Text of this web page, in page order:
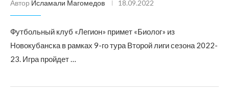
Автор Исламали Магомедов 18.09.2022
Футбольный клуб «Легион» примет «Биолог» из
Новокубанска в рамках 9-го тура Второй лиги сезона 2022-
23. Игра пройдет …